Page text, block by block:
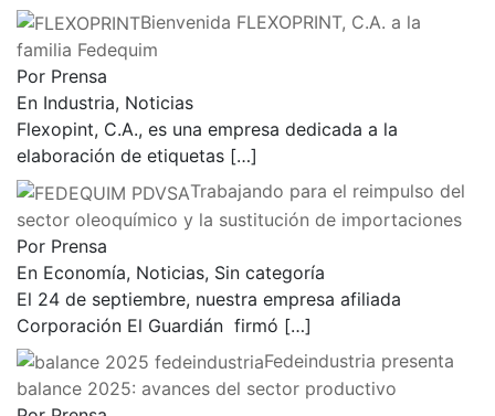
Bienvenida FLEXOPRINT, C.A. a la
familia Fedequim
Por Prensa
En Industria, Noticias
Flexopint, C.A., es una empresa dedicada a la
elaboración de etiquetas […]
Trabajando para el reimpulso del
sector oleoquímico y la sustitución de importaciones
Por Prensa
En Economía, Noticias, Sin categoría
El 24 de septiembre, nuestra empresa afiliada
Corporación El Guardián firmó […]
Fedeindustria presenta
balance 2025: avances del sector productivo